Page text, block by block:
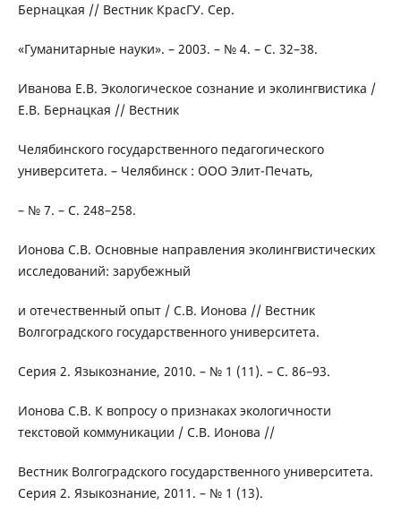
Бернацкая // Вестник КрасГУ. Сер.
«Гуманитарные науки». – 2003. – № 4. – С. 32–38.
Иванова Е.В. Экологическое сознание и эколингвистика /
Е.В. Бернацкая // Вестник
Челябинского государственного педагогического
университета. – Челябинск : ООО Элит-Печать,
– № 7. – С. 248–258.
Ионова С.В. Основные направления эколингвистических
исследований: зарубежный
и отечественный опыт / С.В. Ионова // Вестник
Волгоградского государственного университета.
Серия 2. Языкознание, 2010. – № 1 (11). – С. 86–93.
Ионова С.В. К вопросу о признаках экологичности
текстовой коммуникации / С.В. Ионова //
Вестник Волгоградского государственного университета.
Серия 2. Языкознание, 2011. – № 1 (13).